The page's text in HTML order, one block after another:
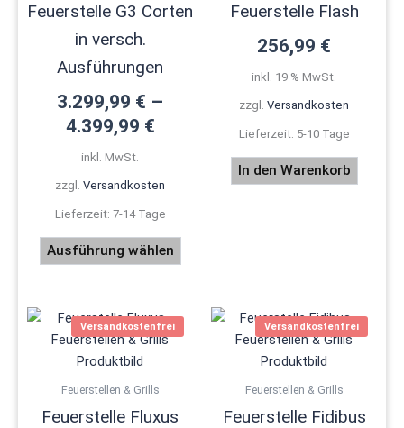
Feuerstelle G3 Corten
in versch.
Ausführungen
3.299,99 € –
4.399,99 €
inkl. MwSt.
zzgl. Versandkosten
Lieferzeit: 7-14 Tage
Ausführung wählen
auf.
Feuerstelle Flash
256,99 €
inkl. 19 % MwSt.
zzgl. Versandkosten
Lieferzeit: 5-10 Tage
In den Warenkorb
Versandkostenfrei
Feuerstellen & Grills
Feuerstelle Fluxus
Dieses
Produkt
Versandkostenfrei
Feuerstellen & Grills
Feuerstelle Fidibus
Dieses